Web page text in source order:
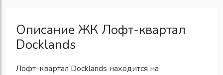
Описание ЖК Лофт-квартал
Docklands
Лофт-квартал Docklands находится на